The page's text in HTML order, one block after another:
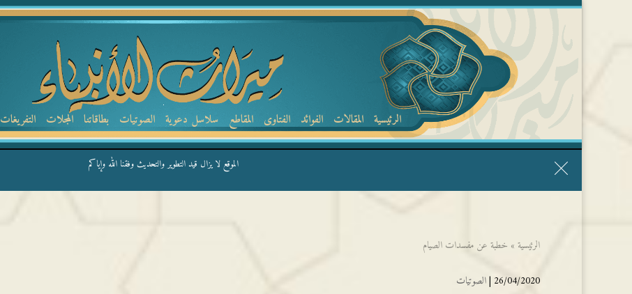
الرئيسية المقالات الفوائد الفتاوى المقاطع سلاسل دعوية الصوتيات بطاقاتنا المجلات التفريغات
الموقع لا يزال قيد التطوير والتحديث وفقنا الله وإياكم
الرئيسية » خطبة عن مفسدات الصيام
26/04/2020 | الصوتيات